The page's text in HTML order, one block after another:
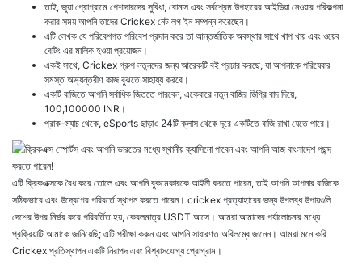
তাই, জুয়া প্রোগ্রামে পেশাদারদের সুবিধা, বোনাস এবং সর্বশ্রেষ্ঠ উপহারের আইডিয়া নেওয়ার পরিকল্পনা
করার সময় আপনি তাদের Crickex নেট লগ ইন সম্পন্ন করেছেন।
এটি লেখক যে পরিবেশগত পরিবেশ প্রদান করে তা আন্তর্জাতিক অবস্থার সাথে খাপ খায় এবং ওয়েব
বেটিং এর মালিক হওয়া প্রয়োজন।
একই সাথে, Crickex গ্রুপ নতুনদের জন্য আরেকটি বই প্রচার করছে, যা আপনাকে পরিষেবার
সমস্ত অভ্যন্তরীণ কাজ বুঝতে সাহায্য করবে।
একটি বাজিতে আপনি সর্বাধিক জিততে পারবেন, একেবারে নতুন বাজির ডিগ্রি বাদ দিয়ে,
100,100000 INR।
প্রাক-ম্যাচ থেকে, eSports ছাড়াও 24টি ক্লাস থেকে দূরে একটিতে বাজি রাখা যেতে পারে।
এটি ক্রিকএক্সকে বৈধ করে তোলে এবং আপনি বুকমেকারকে আইনী করতে পারেন, তাই আপনি আপনার বাজিকে
সঠিকভাবে এবং উদ্বেগের পরিবর্তে স্থাপন করতে পারেন। сrickex প্রত্যাহারের জন্য উপলব্ধ উপায়গুলি
দেশের উপর নির্ভর করে পরিবর্তিত হয়, কেবলমাত্র USDT আসে। আমরা আমাদের পর্যালোচনার মধ্যে
প্রক্রিয়াটি আমাকে জানিয়েছি; এটি পরীক্ষা করুন এবং আপনি সাধারণত অবিলম্বে জানেন। আমরা মনে করি
Crickex প্রতিস্থাপন একটি নিরাপদ এবং বিশ্বাসযোগ্য প্রোগ্রাম।